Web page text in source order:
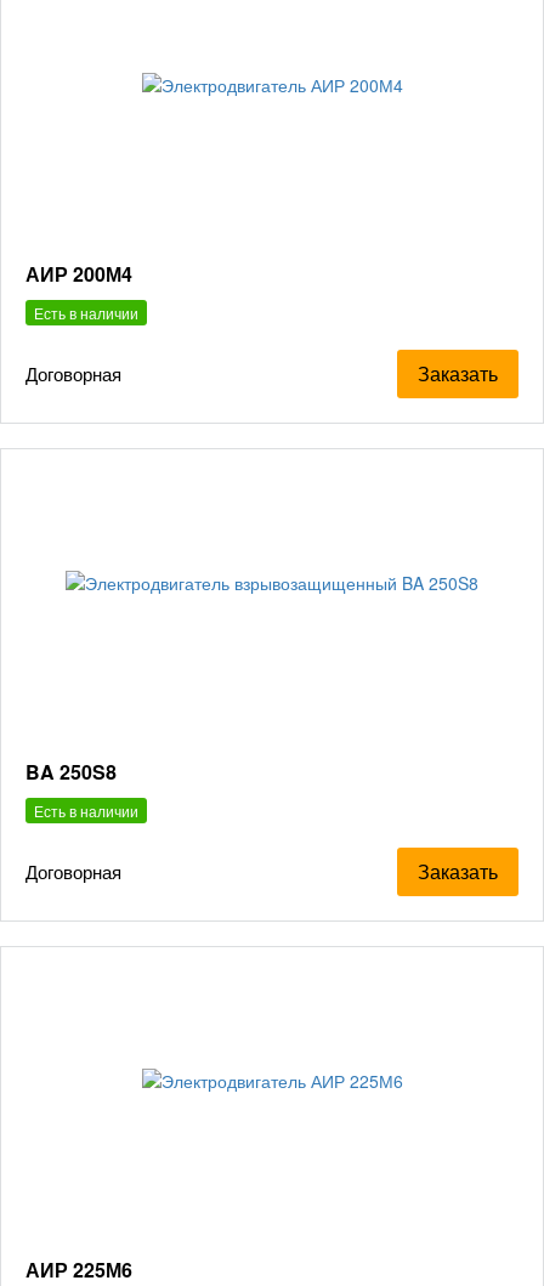
АИР 200М4
Есть в наличии
Договорная Заказать
BA 250S8
Есть в наличии
Договорная Заказать
АИР 225М6